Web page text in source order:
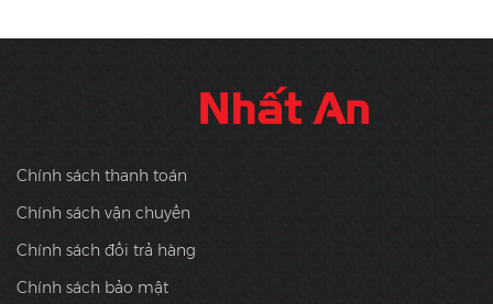
Chính sách thanh toán
Chính sách vận chuyển
Chính sách đổi trả hàng
Chính sách bảo mật